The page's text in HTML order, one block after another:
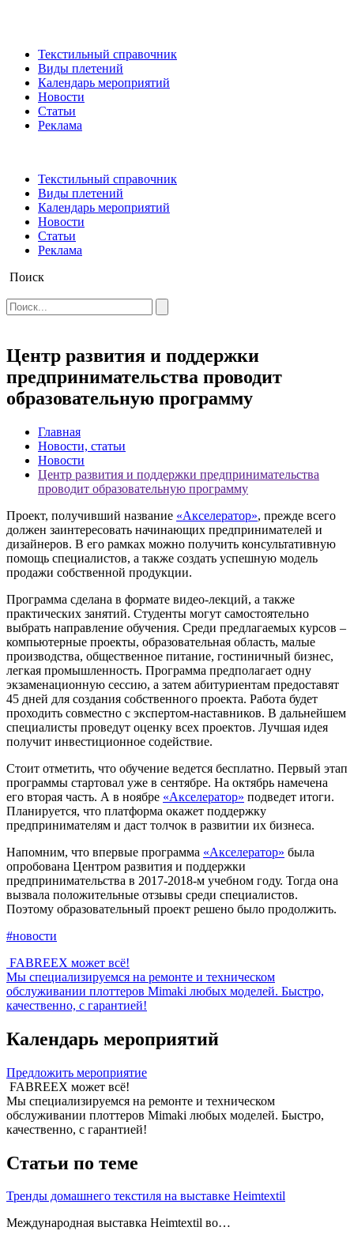
Текстильный справочник
Виды плетений
Календарь мероприятий
Новости
Статьи
Реклама
Текстильный справочник
Виды плетений
Календарь мероприятий
Новости
Статьи
Реклама
Поиск
Центр развития и поддержки
предпринимательства проводит
образовательную программу
Главная
Новости, статьи
Новости
Центр развития и поддержки предпринимательства
проводит образовательную программу
Проект, получивший название «Акселератор», прежде всего
должен заинтересовать начинающих предпринимателей и
дизайнеров. В его рамках можно получить консультативную
помощь специалистов, а также создать успешную модель
продажи собственной продукции.
Программа сделана в формате видео-лекций, а также
практических занятий. Студенты могут самостоятельно
выбрать направление обучения. Среди предлагаемых курсов –
компьютерные проекты, образовательная область, малые
производства, общественное питание, гостиничный бизнес,
легкая промышленность. Программа предполагает одну
экзаменационную сессию, а затем абитуриентам предоставят
45 дней для создания собственного проекта. Работа будет
проходить совместно с экспертом-наставников. В дальнейшем
специалисты проведут оценку всех проектов. Лучшая идея
получит инвестиционное содействие.
Стоит отметить, что обучение ведется бесплатно. Первый этап
программы стартовал уже в сентябре. На октябрь намечена
его вторая часть. А в ноябре «Акселератор» подведет итоги.
Планируется, что платформа окажет поддержку
предпринимателям и даст толчок в развитии их бизнеса.
Напомним, что впервые программа «Акселератор» была
опробована Центром развития и поддержки
предпринимательства в 2017-2018-м учебном году. Тогда она
вызвала положительные отзывы среди специалистов.
Поэтому образовательный проект решено было продолжить.
#новости
FABREEX может всё!
Мы специализируемся на ремонте и техническом
обслуживании плоттеров Mimaki любых моделей. Быстро,
качественно, с гарантией!
Календарь мероприятий
Предложить мероприятие
FABREEX может всё!
Мы специализируемся на ремонте и техническом
обслуживании плоттеров Mimaki любых моделей. Быстро,
качественно, с гарантией!
Статьи по теме
Тренды домашнего текстиля на выставке Heimtextil
Международная выставка Heimtextil во…